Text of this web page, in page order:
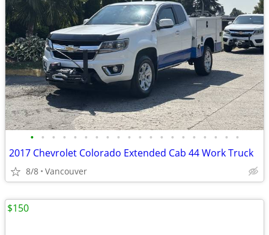
• • • • • • • • • • • • • • • • • • • •
2017 Chevrolet Colorado Extended Cab 44 Work Truck
8/8 Vancouver
$150